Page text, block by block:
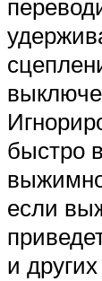
быстро
если
и